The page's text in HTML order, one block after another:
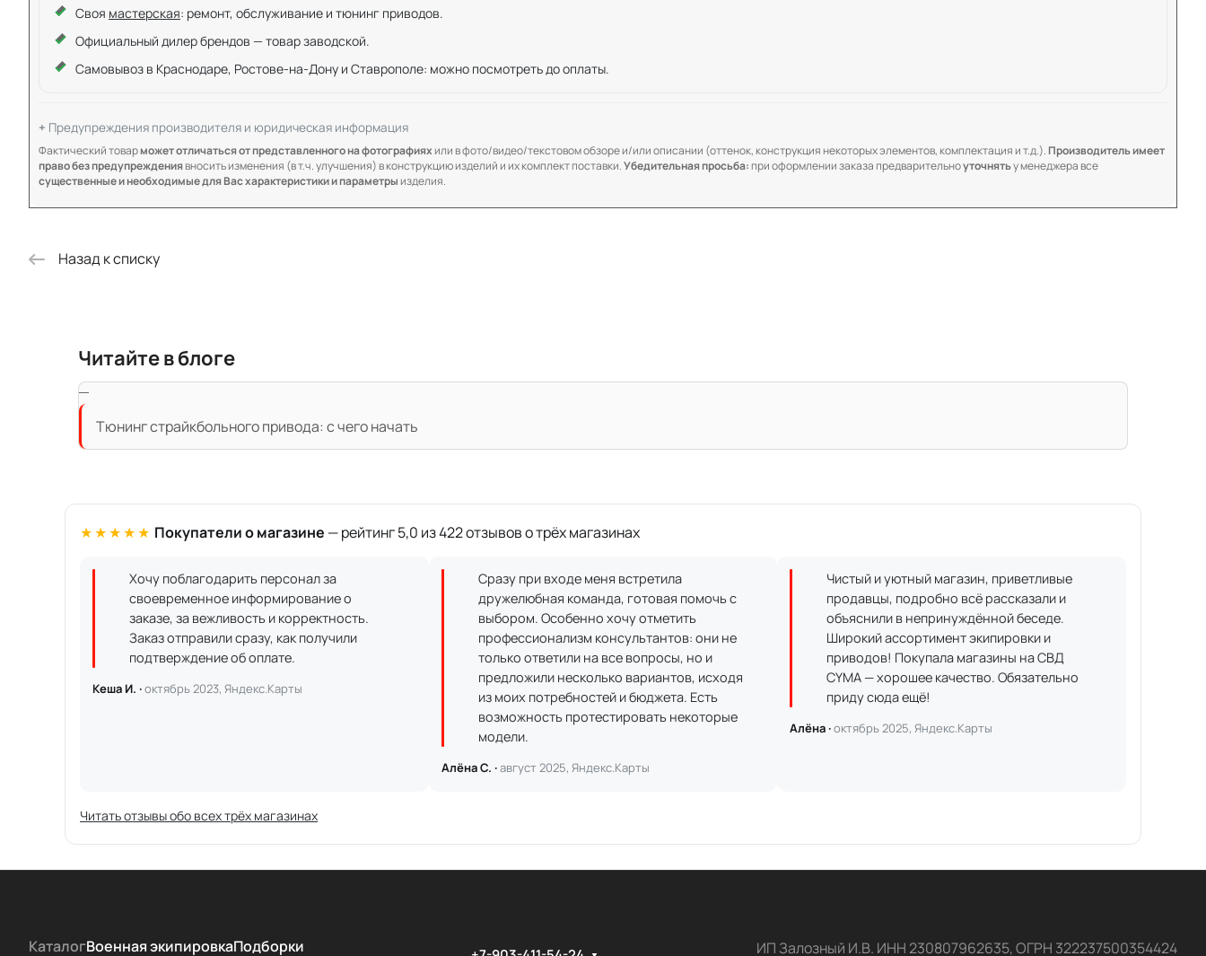
Своя мастерская: ремонт, обслуживание и тюнинг приводов.
Официальный дилер брендов — товар заводской.
Самовывоз в Краснодаре, Ростове-на-Дону и Ставрополе: можно посмотреть до оплаты.
Предупреждения производителя и юридическая информация
Фактический товарможет отличаться от представленного на фотографияхили в фото/видео/текстовом обзоре и/или описании (оттенок, конструкция некоторых элементов, комплектация и т.д.). Производитель имеет
право без предупреждениявносить изменения (в т.ч. улучшения) в конструкцию изделий и их комплект поставки.Убедительная просьба:при оформлении заказа предварительноуточнятьу менеджера все
существенные и необходимые для Вас характеристики и параметрыизделия.
Назад к списку
Читайте в блоге
Тюнинг страйкбольного привода: с чего начать
★★★★★ Покупатели о магазине — рейтинг 5,0 из 422 отзывов о трёх магазинах
Хочу поблагодарить персонал за
своевременное информирование о
заказе, за вежливость и корректность.
Заказ отправили сразу, как получили
подтверждение об оплате.
Кеша И. ·октябрь 2023, Яндекс.Карты
Сразу при входе меня встретила
дружелюбная команда, готовая помочь с
выбором. Особенно хочу отметить
профессионализм консультантов: они не
только ответили на все вопросы, но и
предложили несколько вариантов, исходя
из моих потребностей и бюджета. Есть
возможность протестировать некоторые
модели.
Алёна С. ·август 2025, Яндекс.Карты
Чистый и уютный магазин, приветливые
продавцы, подробно всё рассказали и
объяснили в непринуждённой беседе.
Широкий ассортимент экипировки и
приводов! Покупала магазины на СВД
CYMA — хорошее качество. Обязательно
приду сюда ещё!
Алёна ·октябрь 2025, Яндекс.Карты
Читать отзывы обо всех трёх магазинах
КаталогВоенная экипировкаПодборки ИП Залозный И.В. ИНН 230807962635, ОГРН 322237500354424